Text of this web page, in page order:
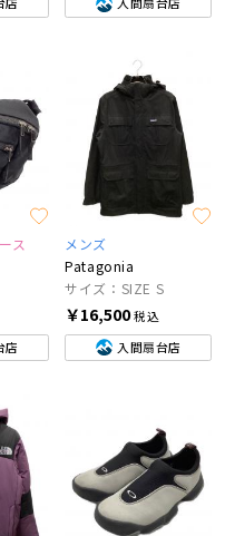
ス
店
メンズ
Patagonia
サイズ：SIZE S
￥16,500税込
入間扇台店